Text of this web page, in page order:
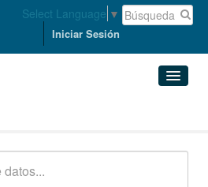
Select Language ▼
Iniciar Sesión